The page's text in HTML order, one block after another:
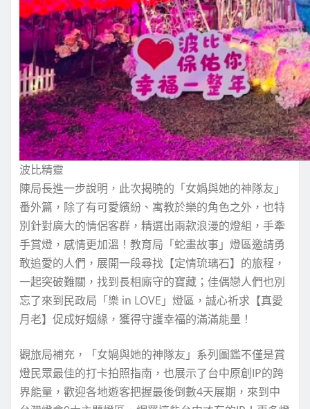
波比精靈
陳局長進一步說明，此次揭曉的「女媧與她的神隊友」
番外篇，除了有可愛繽紛、寓教於樂的角色之外，也特
別針對廣大的情侶客群，精選出兩款浪漫的燈組，手牽
手賞燈，感情更加溫！教育局「蛇畫故事」燈區邀請勇
敢追愛的人們，展開一段尋找【定情琉璃石】的旅程，
一起突破難關，找到長相廝守的寶藏；佳偶戀人們也別
忘了來到民政局「樂 in LOVE」燈區，誠心祈求【真愛
月老】促成好姻緣，獲得守護幸福的滿滿能量！
觀旅局補充，「女媧與她的神隊友」系列圖鑑不僅是賞
燈民眾最佳的打卡拍照指南，也展示了台中原創IP的跨
界能量，歡迎各地遊客把握最後倒數4天展期，來到中